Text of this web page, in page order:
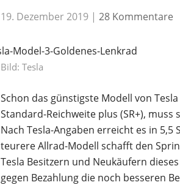
19. Dezember 2019 | 28 Kommentare
Bild: Tesla
Schon das günstigste Modell von
Standard-Reichweite plus (SR+),
Nach Tesla-Angaben erreicht es in 5,5
teurere Allrad-Modell schafft den
Tesla Besitzern und Neukäufern
gegen Bezahlung die noch besseren